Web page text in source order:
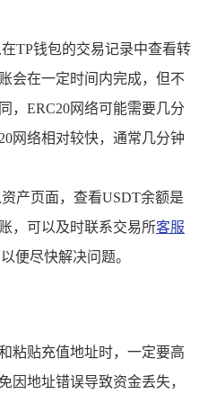
TP钱包的交易记录中查看转
会在一定时间内完成，但不
，ERC20网络可能需要几分
网络相对较快，通常几分钟
产页面，查看USDT余额是
，可以及时联系交易所客服
便尽快解决问题。
粘贴充值地址时，一定要高
因地址错误导致资金丢失，